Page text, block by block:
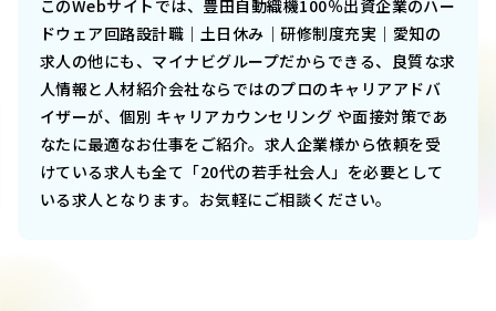
このWebサイトでは、 豊田自動織機100％出資企業のハー
ドウェア回路設計職｜土日休み｜研修制度充実｜愛知の
求人の他にも、マイナビグループだからできる、良質な求
人情報と人材紹介会社ならではのプロのキャリアアドバ
イザーが、個別 キャリアカウンセリング や面接対策であ
なたに最適なお仕事をご紹介。求人企業様から依頼を受
けている求人も全て「20代の若手社会人」を必要として
いる求人となります。お気軽にご相談ください。